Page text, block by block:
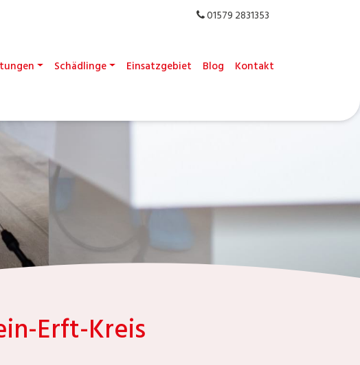
01579 2831353
Schädlinge Einsatzgebiet Blog Kontakt
Erft-Kreis